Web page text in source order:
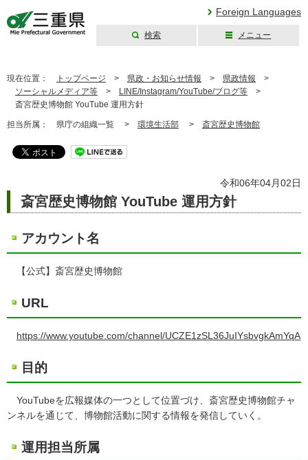
Foreign Languages
検索 メニュー
現在位置： トップページ > 県政・お知らせ情報 > 県政情報 >
ソーシャルメディア等 > LINE/Instagram/YouTube/ブログ等 >
斎宮歴史博物館 YouTube 運用方針
担当所属： 県庁の組織一覧 > 環境生活部 > 斎宮歴史博物館
令和06年04月02日
斎宮歴史博物館 YouTube 運用方針
アカウント名
【公式】斎宮歴史博物館
URL
https://www.youtube.com/channel/UCZE1zSL36JuIYsbvgkAmYqA
目的
YouTubeを広報媒体の一つとして位置づけ、斎宮歴史博物館チャ
ンネルを通じて、博物館活動に関する情報を発信していく。
運用担当所属